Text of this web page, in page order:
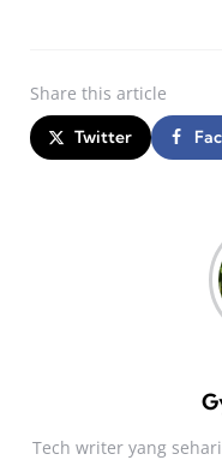
Share this article
Twitter
Tech writer yang